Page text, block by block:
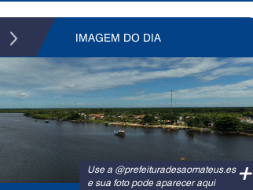
IMAGEM DO DIA
+
Use a @prefeituradesaomateus.es
e sua foto pode aparecer aqui